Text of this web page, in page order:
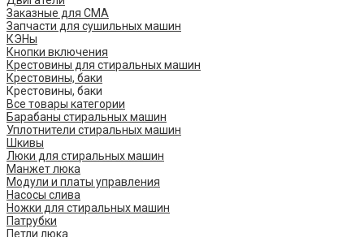
Заказные для СМА
Запчасти для сушильных машин
КЭНы
Кнопки включения
Крестовины для стиральных машин
Крестовины, баки
Крестовины, баки
Все товары категории
Барабаны стиральных машин
Уплотнители стиральных машин
Шкивы
Люки для стиральных машин
Манжет люка
Модули и платы управления
Насосы слива
Ножки для стиральных машин
Патрубки
Петли люка